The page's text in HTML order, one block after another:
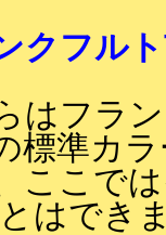
クフル
はフラ
標準カ
ここで
はでき